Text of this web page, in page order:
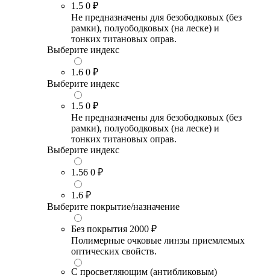
1.5 0 ₽
Не предназначены для безободковых (без
рамки), полуободковых (на леске) и
тонких титановых оправ.
Выберите индекс
1.6 0 ₽
Выберите индекс
1.5 0 ₽
Не предназначены для безободковых (без
рамки), полуободковых (на леске) и
тонких титановых оправ.
Выберите индекс
1.56 0 ₽
1.6 ₽
Выберите покрытие/назначение
Без покрытия 2000 ₽
Полимерные очковые линзы приемлемых
оптических свойств.
С просветляющим (антибликовым)